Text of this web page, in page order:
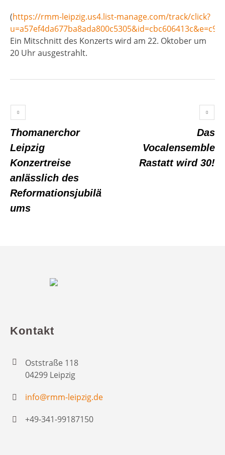
(https://rmm-leipzig.us4.list-manage.com/track/click?
Ein Mitschnitt des Konzerts wird am 22. Oktober um
20 Uhr ausgestrahlt.
Thomanerchor
Leipzig
Konzertreise
anlässlich des
Reformationsjubilä
ums
Das
Vocalensemble
Rastatt wird 30!
Kontakt
Oststraße 118
04299 Leipzig
info@rmm-leipzig.de
+49-341-99187150